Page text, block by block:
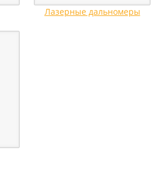
Лазерные дальномеры